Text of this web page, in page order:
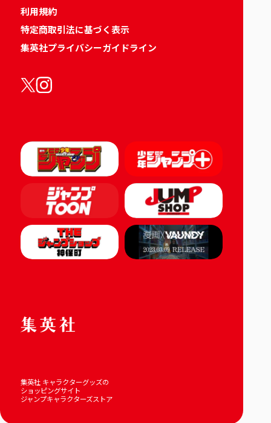
利用規約
特定商取引法に基づく表示
集英社プライバシーガイドライン
集英社 キャラクターグッズの
ショッピングサイト
ジャンプキャラクターズストア